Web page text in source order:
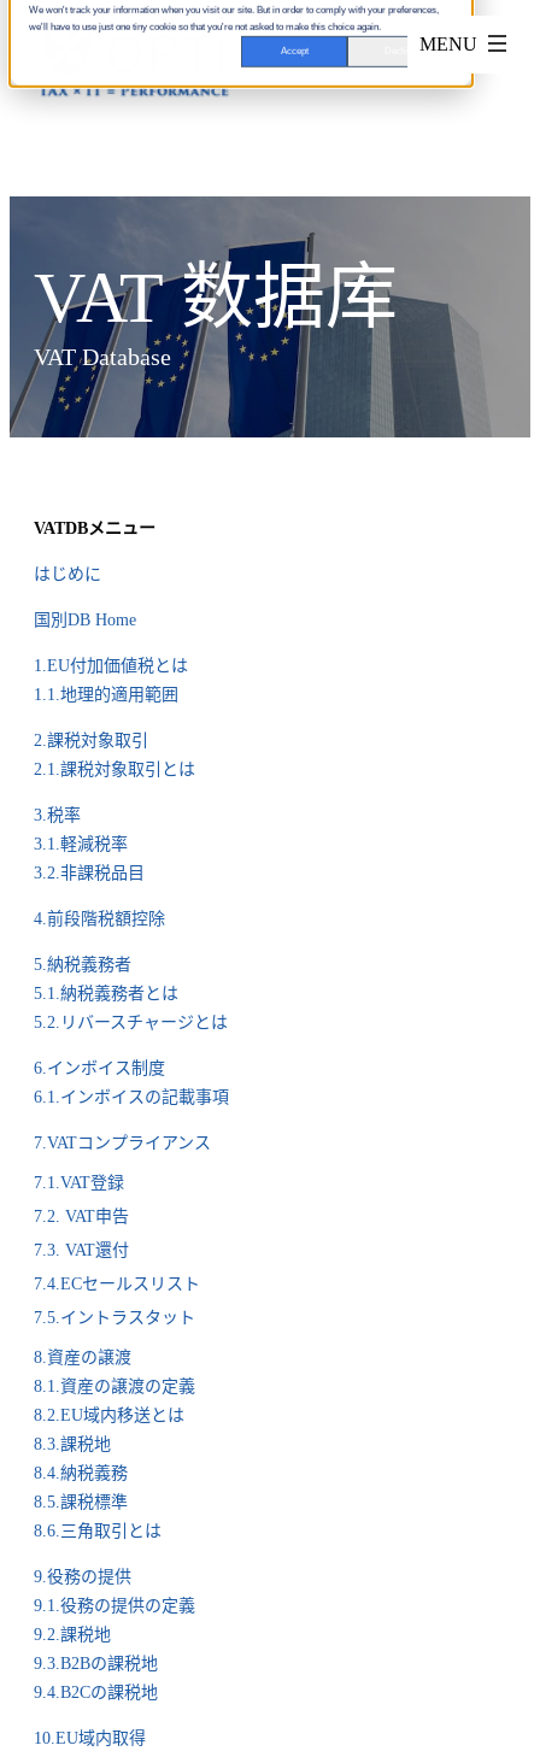
We won't track your information when you visit our site. But in order to comply with your preferences,
we'll have to use just one tiny cookie so that you're not asked to make this choice again.
Accept
VAT 数据库
VAT Database
VATDBメニュー
はじめに
国別DB Home
1.EU付加価値税とは
1.1.地理的適用範囲
2.課税対象取引
2.1.課税対象取引とは
3.税率
3.1.軽減税率
3.2.非課税品目
4.前段階税額控除
5.納税義務者
5.1.納税義務者とは
5.2.リバースチャージとは
6.インボイス制度
6.1.インボイスの記載事項
7.VATコンプライアンス
7.1.VAT登録
7.2. VAT申告
7.3. VAT還付
7.4.ECセールスリスト
7.5.イントラスタット
8.資産の譲渡
8.1.資産の譲渡の定義
8.2.EU域内移送とは
8.3.課税地
8.4.納税義務
8.5.課税標準
8.6.三角取引とは
9.役務の提供
9.1.役務の提供の定義
9.2.課税地
9.3.B2Bの課税地
9.4.B2Cの課税地
10.EU域内取得